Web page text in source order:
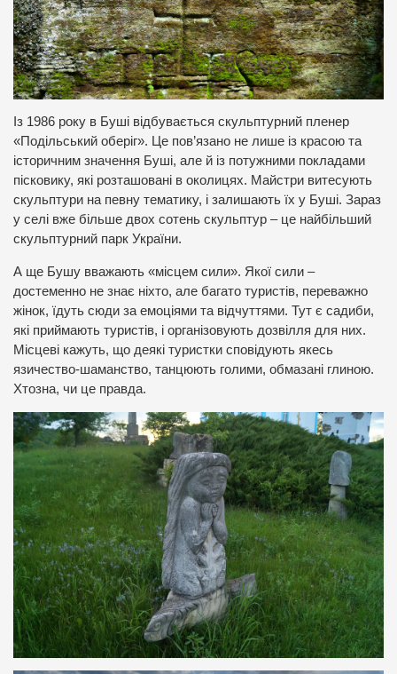
Із 1986 року в Буші відбувається скульптурний пленер
«Подільський оберіг». Це пов’язано не лише із красою та
історичним значення Буші, але й із потужними покладами
пісковику, які розташовані в околицях. Майстри витесують
скульптури на певну тематику, і залишають їх у Буші. Зараз
у селі вже більше двох сотень скульптур – це найбільший
скульптурний парк України.
А ще Бушу вважають «місцем сили». Якої сили –
достеменно не знає ніхто, але багато туристів, переважно
жінок, їдуть сюди за емоціями та відчуттями. Тут є садиби,
які приймають туристів, і організовують дозвілля для них.
Місцеві кажуть, що деякі туристки сповідують якесь
язичество-шаманство, танцюють голими, обмазані глиною.
Хтозна, чи це правда.